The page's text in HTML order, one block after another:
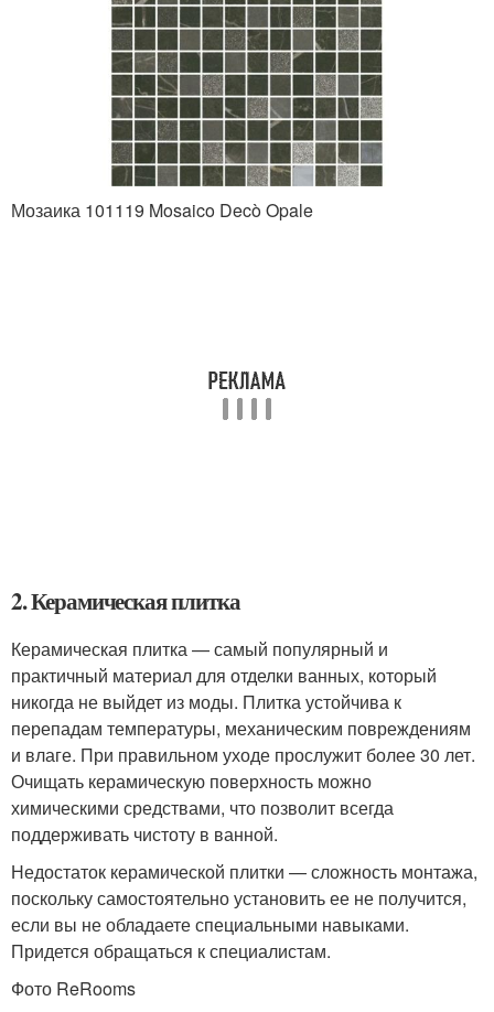
Мозаика 101119 Mosaico Decò Opale
2. Керамическая плитка
Керамическая плитка — самый популярный и
практичный материал для отделки ванных, который
никогда не выйдет из моды. Плитка устойчива к
перепадам температуры, механическим повреждениям
и влаге. При правильном уходе прослужит более 30 лет.
Очищать керамическую поверхность можно
химическими средствами, что позволит всегда
поддерживать чистоту в ванной.
Недостаток керамической плитки — сложность монтажа,
поскольку самостоятельно установить ее не получится,
если вы не обладаете специальными навыками.
Придется обращаться к специалистам.
Фото ReRooms